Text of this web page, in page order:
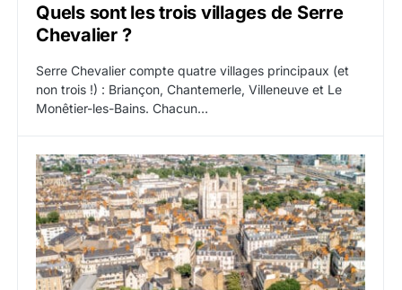
Quels sont les trois villages de Serre
Chevalier ?
Serre Chevalier compte quatre villages principaux (et
non trois !) : Briançon, Chantemerle, Villeneuve et Le
Monêtier-les-Bains. Chacun…